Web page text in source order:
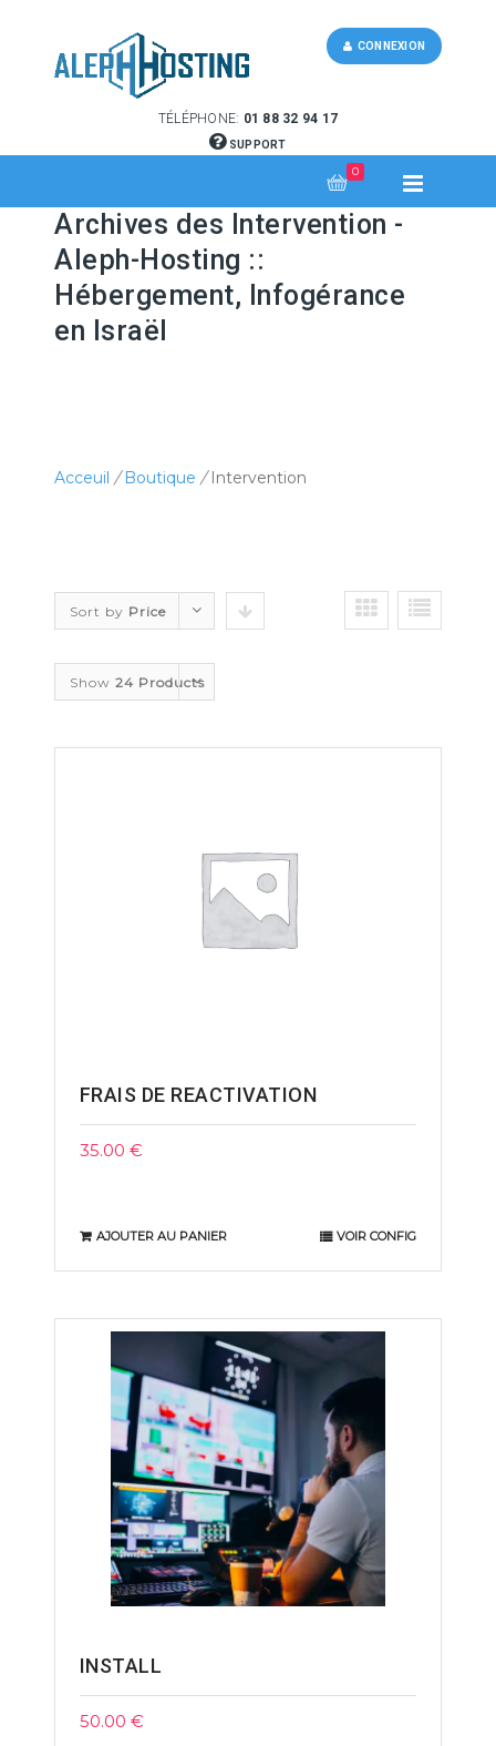
TÉLÉPHONE: 01 88 32 94 17
SUPPORT
CONNEXION
0
Archives des Intervention -
Aleph-Hosting ::
Hébergement, Infogérance
en Israël
Acceuil / Boutique / Intervention
Sort by Price
Show 24 Products
FRAIS DE REACTIVATION
35.00 €
AJOUTER AU PANIER VOIR CONFIG
INSTALL
50.00 €